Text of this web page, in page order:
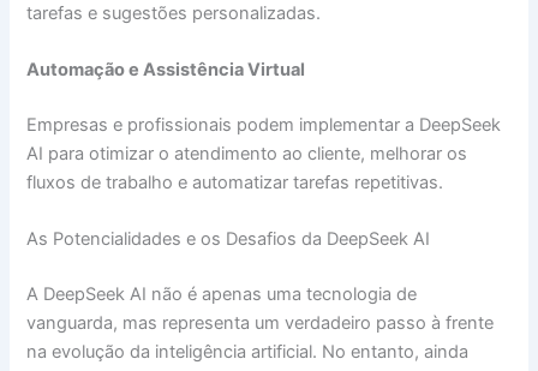
tarefas e sugestões personalizadas.
Automação e Assistência Virtual
Empresas e profissionais podem implementar a DeepSeek
AI para otimizar o atendimento ao cliente, melhorar os
fluxos de trabalho e automatizar tarefas repetitivas.
As Potencialidades e os Desafios da DeepSeek AI
A DeepSeek AI não é apenas uma tecnologia de
vanguarda, mas representa um verdadeiro passo à frente
na evolução da inteligência artificial. No entanto, ainda